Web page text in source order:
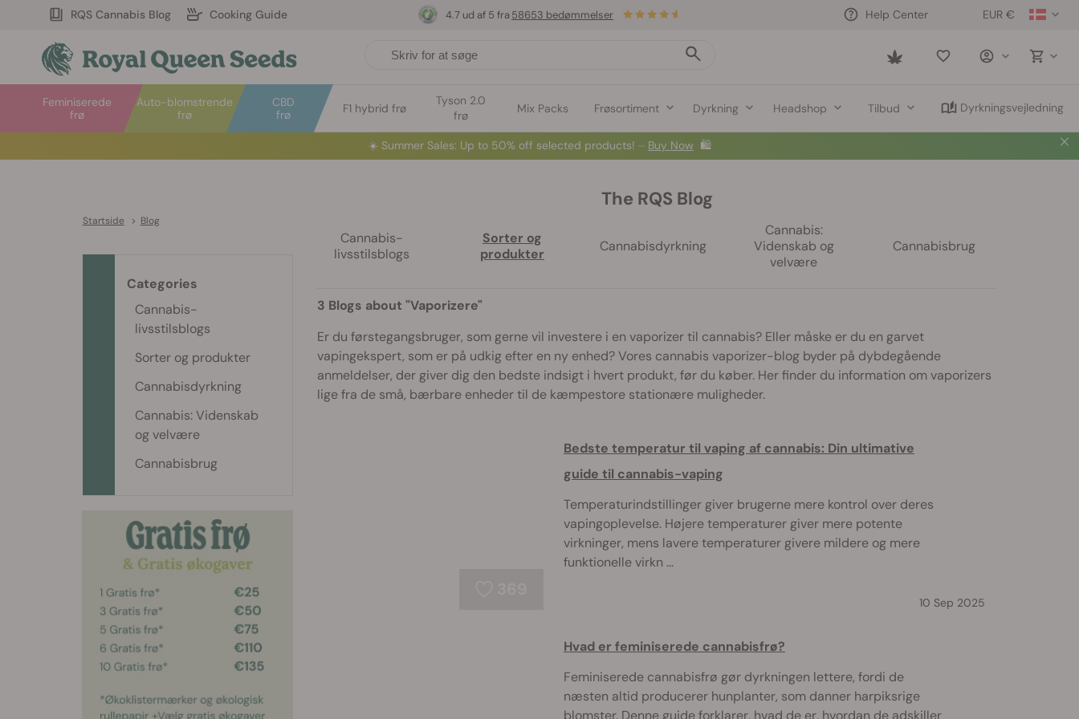
RQS Cannabis Blog Cooking Guide EUR €
Help Center
Saved
Auto-blomstrende
frø
Feminiserede
frø
CBD
frø
F1 hybrid frø
Tyson 2.0
frø
Mix Packs Frøsortiment Dyrkning Headshop Tilbud Dyrkningsvejledning
4.7 ud af 5 fra58653 bedømmelser
☀️ Summer Sales: Up to 50% off selected products! ⏤ Buy Now 🛍️
Startside > Blog
The RQS Blog
Cannabis-
livsstilsblogs
Sorter og
produkter
Cannabisdyrkning
Cannabis:
Videnskab og
velvære
Cannabisbrug
3 Blogs about "Vaporizere"
Er du førstegangsbruger, som gerne vil investere i en vaporizer til cannabis? Eller måske er du en garvet
vapingekspert, som er på udkig efter en ny enhed? Vores cannabis vaporizer-blog byder på dybdegående
anmeldelser, der giver dig den bedste indsigt i hvert produkt, før du køber. Her finder du information om vaporizers
lige fra de små, bærbare enheder til de kæmpestore stationære muligheder.
Bedste temperatur til vaping af cannabis: Din ultimative
guide til cannabis-vaping
Temperaturindstillinger giver brugerne mere kontrol over deres
vapingoplevelse. Højere temperaturer giver mere potente
virkninger, mens lavere temperaturer givere mildere og mere
funktionelle virkn ...
10 Sep 2025
Hvad er feminiserede cannabisfrø?
Feminiserede cannabisfrø gør dyrkningen lettere, fordi de
næsten altid producerer hunplanter, som danner harpiksrige
blomster. Denne guide forklarer, hvad de er, hvordan de adskiller
Categories
Cannabis-
livsstilsblogs
Sorter og produkter
Cannabisdyrkning
Cannabis: Videnskab
og velvære
Cannabisbrug